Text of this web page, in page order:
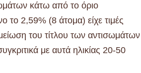
κάτω από το όριο
το 2,59% (8 άτομα) είχε τιμές
του τίτλου των αντισωμάτων
με αυτά ηλικίας 20-50